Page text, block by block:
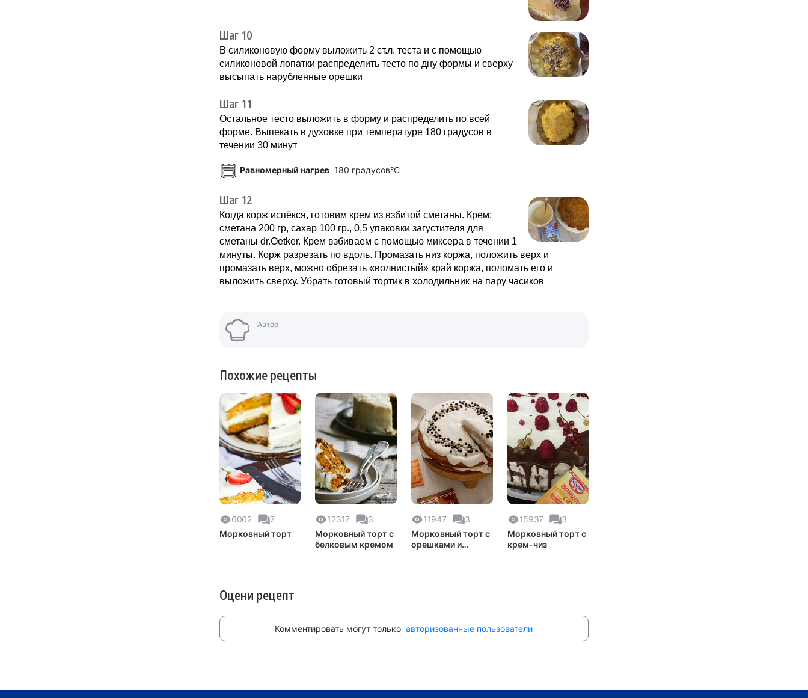
Шаг 10
В силиконовую форму выложить 2 ст.л. теста и с помощью
силиконовой лопатки распределить тесто по дну формы и сверху
высыпать нарубленные орешки
Шаг 11
Остальное тесто выложить в форму и распределить по всей
форме. Выпекать в духовке при температуре 180 градусов в
течении 30 минут
Равномерный нагрев180 градусов°C
Шаг 12
Когда корж испёкся, готовим крем из взбитой сметаны. Крем:
сметана 200 гр, сахар 100 гр., 0,5 упаковки загустителя для
сметаны dr.Oetker. Крем взбиваем с помощью миксера в течении 1
минуты. Корж разрезать по вдоль. Промазать низ коржа, положить верх и
промазать верх, можно обрезать «волнистый» край коржа, поломать его и
выложить сверху. Убрать готовый тортик в холодильник на пару часиков
Автор
Похожие рецепты
6002
7
Морковный торт
12317
3
Морковный торт с
белковым кремом
11947
3
Морковный торт с
орешками и
15937
3
Морковный торт с
крем-чиз
Оцени рецепт
Комментировать могут толькоавторизованные пользователи